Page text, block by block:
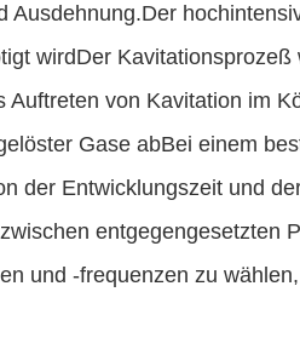
Ausdehnung.Der
wirdDer
Auftreten von Kavitation im
Gase abBei einem
der Entwicklungszeit und
entgegengesetzten
und -frequenzen zu